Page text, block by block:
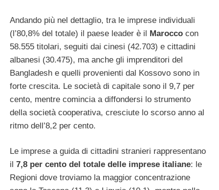
Andando più nel dettaglio, tra le imprese individuali
(l’80,8% del totale) il paese leader è il Marocco con
58.555 titolari, seguiti dai cinesi (42.703) e cittadini
albanesi (30.475), ma anche gli imprenditori del
Bangladesh e quelli provenienti dal Kossovo sono in
forte crescita. Le società di capitale sono il 9,7 per
cento, mentre comincia a diffondersi lo strumento
della società cooperativa, cresciute lo scorso anno al
ritmo dell’8,2 per cento.
Le imprese a guida di cittadini stranieri rappresentano
il 7,8 per cento del totale delle imprese italiane: le
Regioni dove troviamo la maggior concentrazione